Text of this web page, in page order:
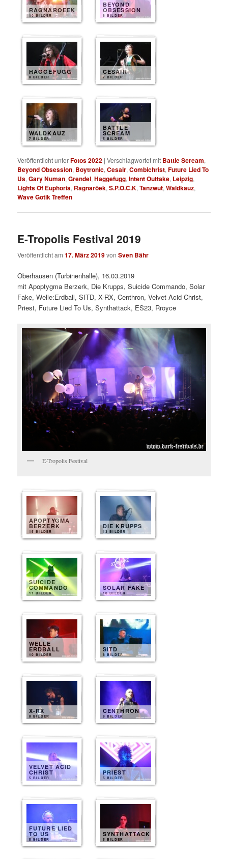
RAGNAROEEK
10 BILDER
BEYOND
OBSESSION
8 BILDER
HAGGEFUGG
8 BILDER
CESAIR
7 BILDER
WALDKAUZ
7 BILDER
BATTLE
SCREAM
5 BILDER
Veröffentlicht unterFotos 2022 |Verschlagwortet mit Battle Scream,
Beyond Obsession, Boytronic,Cesair,Combichrist,Future Lied To
Us,Gary Numan,Grendel,Haggefugg,Intent Outtake, Leipzig,
Lights Of Euphoria, Ragnaröek,S.P.O.C.K,Tanzwut,Waldkauz,
Wave Gotik Treffen
E-Tropolis Festival 2019
Veröffentlicht am17. März 2019vonSven Bähr
Oberhausen (Turbinenhalle), 16.03.2019
mit Apoptygma Berzerk, Die Krupps, Suicide Commando, Solar
Fake, Welle:Erdball, SITD, X-RX, Centhron, Velvet Acid Christ,
Priest, Future Lied To Us, Synthattack, ES23, Rroyce
E-Tropolis Festival
APOPTYGMA
BERZERK
15 BILDER
DIE KRUPPS
13 BILDER
SUICIDE
COMMANDO
11 BILDER
SOLAR FAKE
10 BILDER
WELLE
ERDBALL
10 BILDER
SITD
8 BILDER
X-RX
8 BILDER
CENTHRON
8 BILDER
VELVET ACID
CHRIST
5 BILDER
PRIEST
5 BILDER
FUTURE LIED
TO US
5 BILDER
SYNTHATTACK
5 BILDER